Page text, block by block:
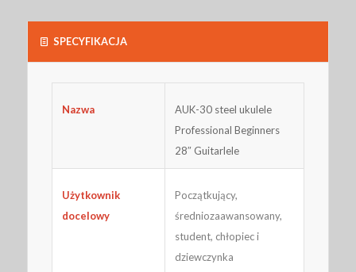
SPECYFIKACJA
Nazwa
AUK-30 steel ukulele
Professional Beginners
28″ Guitarlele
Użytkownik
docelowy
Początkujący,
średniozaawansowany,
student, chłopiec i
dziewczynka